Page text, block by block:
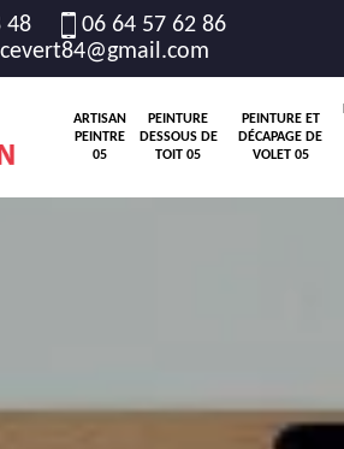
48
06 64 57 62 86
ARTISAN
PEINTRE
05
PEINTURE
DESSOUS DE
TOIT 05
PEINTURE ET
DÉCAPAGE DE
VOLET 05